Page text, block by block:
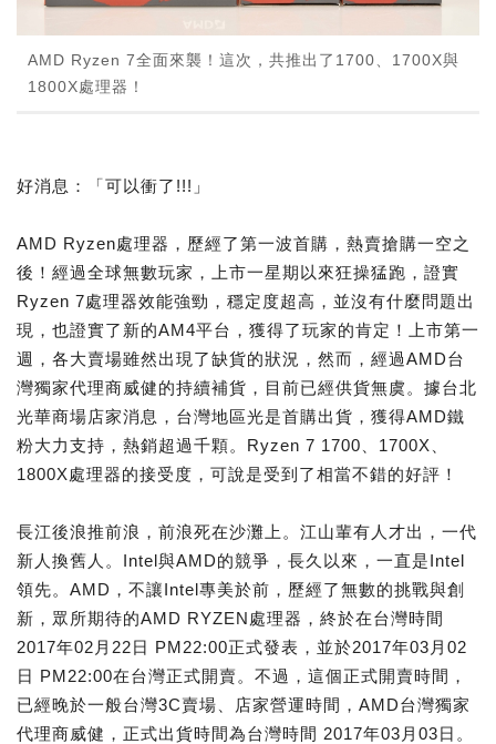
AMD Ryzen 7全面來襲！這次，共推出了1700、1700X與
1800X處理器！
好消息：「可以衝了!!!」
AMD Ryzen處理器，歷經了第一波首購，熱賣搶購一空之
後！經過全球無數玩家，上市一星期以來狂操猛跑，證實
Ryzen 7處理器效能強勁，穩定度超高，並沒有什麼問題出
現，也證實了新的AM4平台，獲得了玩家的肯定！上市第一
週，各大賣場雖然出現了缺貨的狀況，然而，經過AMD台
灣獨家代理商威健的持續補貨，目前已經供貨無虞。據台北
光華商場店家消息，台灣地區光是首購出貨，獲得AMD鐵
粉大力支持，熱銷超過千顆。Ryzen 7 1700、1700X、
1800X處理器的接受度，可說是受到了相當不錯的好評！
長江後浪推前浪，前浪死在沙灘上。江山輩有人才出，一代
新人換舊人。Intel與AMD的競爭，長久以來，一直是Intel
領先。AMD，不讓Intel專美於前，歷經了無數的挑戰與創
新，眾所期待的AMD RYZEN處理器，終於在台灣時間
2017年02月22日 PM22:00正式發表，並於2017年03月02
日 PM22:00在台灣正式開賣。不過，這個正式開賣時間，
已經晚於一般台灣3C賣場、店家營運時間，AMD台灣獨家
代理商威健，正式出貨時間為台灣時間 2017年03月03日。